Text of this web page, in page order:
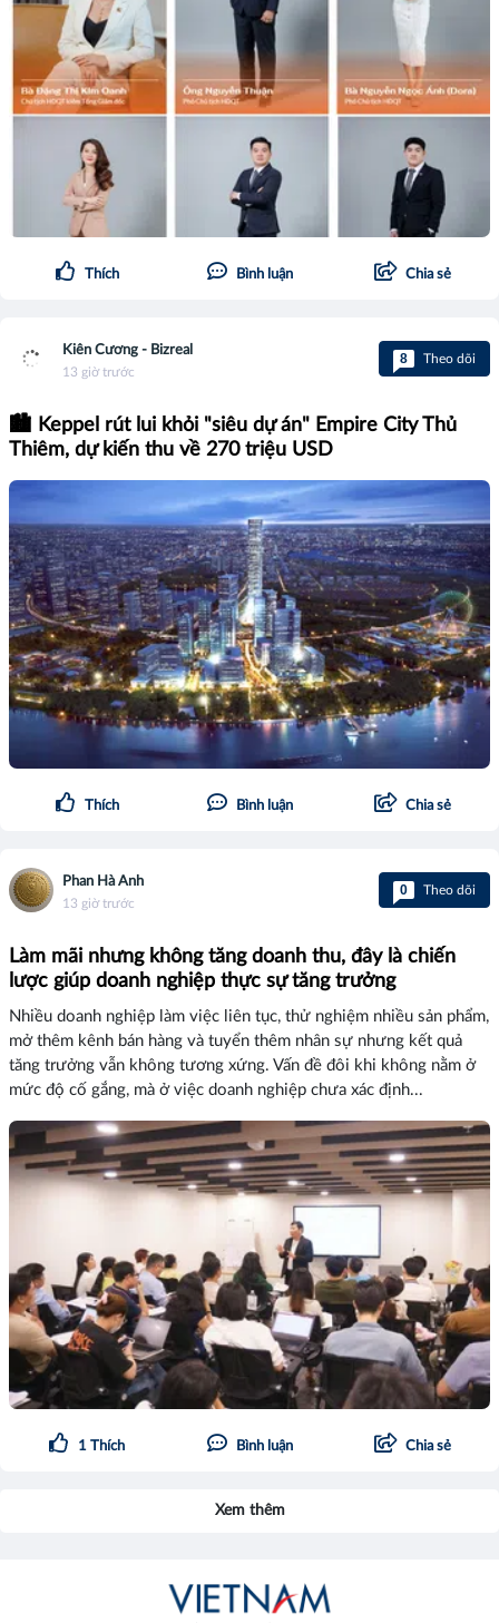
Thích Bình luận Chia sẻ
Kiên Cương - Bizreal
13 giờ trước
8 Theo dõi
🏙️ Keppel rút lui khỏi "siêu dự án" Empire City Thủ
Thiêm, dự kiến thu về 270 triệu USD
Thích Bình luận Chia sẻ
Phan Hà Anh
13 giờ trước
0 Theo dõi
Làm mãi nhưng không tăng doanh thu, đây là chiến
lược giúp doanh nghiệp thực sự tăng trưởng
Nhiều doanh nghiệp làm việc liên tục, thử nghiệm nhiều sản phẩm,
mở thêm kênh bán hàng và tuyển thêm nhân sự nhưng kết quả
tăng trưởng vẫn không tương xứng. Vấn đề đôi khi không nằm ở
mức độ cố gắng, mà ở việc doanh nghiệp chưa xác định...
1 Thích Bình luận Chia sẻ
Xem thêm